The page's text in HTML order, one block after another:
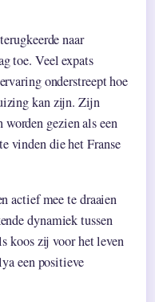
naar
toe. Veel expats
onderstreept hoe
kan zijn. Zijn
gezien als een
vinden die het Franse
actief mee te draaien
dynamiek tussen
koos zij voor het leven
een positieve